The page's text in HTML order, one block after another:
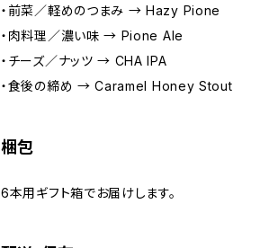
・前菜／軽めのつまみ → Hazy Pione
・肉料理／濃い味 → Pione Ale
・チーズ／ナッツ → CHA IPA
・食後の締め → Caramel Honey Stout
梱包
6本用ギフト箱でお届けします。